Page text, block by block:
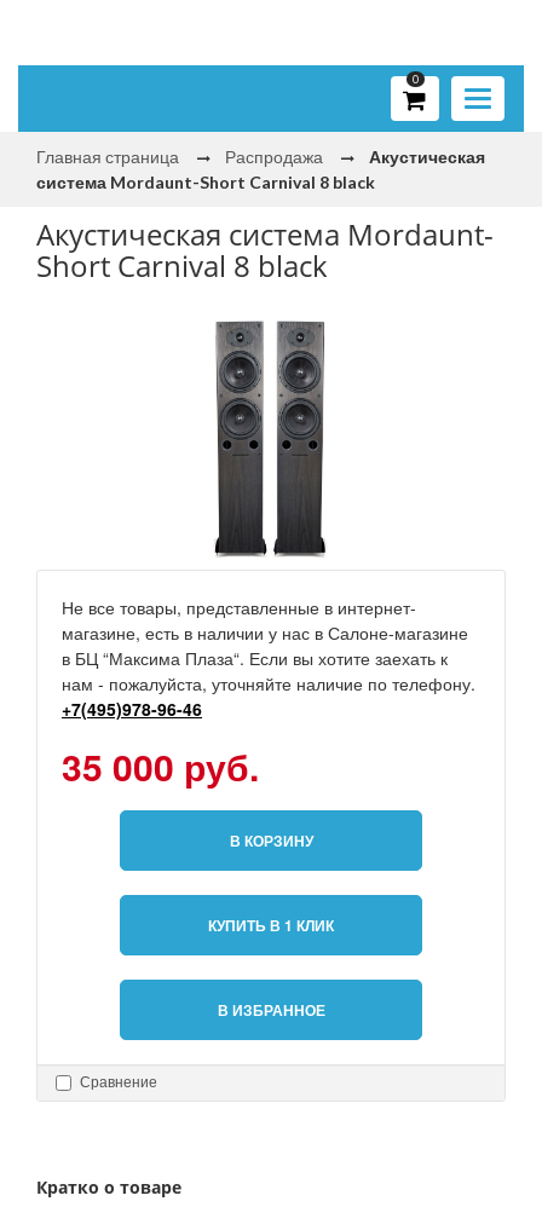
Toggle
0
Главная страница Распродажа
Акустическая
система Mordaunt-Short Carnival 8 black
Акустическая система Mordaunt-
Short Carnival 8 black
Не все товары, представленные в интернет-
магазине, есть в наличии у нас в Салоне-магазине
в БЦ “Максима Плаза“. Если вы хотите заехать к
нам - пожалуйста, уточняйте наличие по телефону.
+7(495)978-96-46
35 000 руб.
В КОРЗИНУ
КУПИТЬ В 1 КЛИК
В ИЗБРАННОЕ
Сравнение
Кратко о товаре